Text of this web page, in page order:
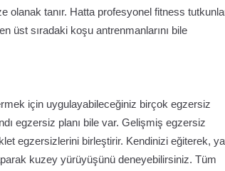
olanak tanır. Hatta profesyonel fitness
üst sıradaki koşu antrenmanlarını bile
için uygulayabileceğiniz birçok egzersiz
egzersiz planı bile var. Gelişmiş egzersiz
egzersizlerini birleştirir. Kendinizi eğiterek,
kuzey yürüyüşünü deneyebilirsiniz. Tüm